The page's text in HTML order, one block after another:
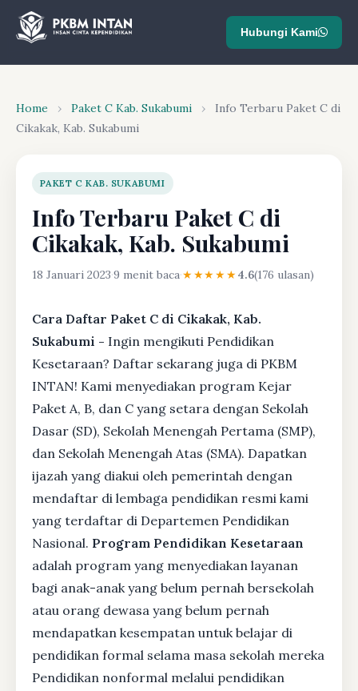
Hubungi Kami
Home › Paket C Kab. Sukabumi ›
Info Terbaru Paket C di
Cikakak, Kab. Sukabumi
PAKET C KAB. SUKABUMI
Info Terbaru Paket C di
Cikakak, Kab. Sukabumi
18 Januari 2023·9 menit baca·★★★★★4.6(176 ulasan)
Cara Daftar Paket C di Cikakak, Kab.
Sukabumi - Ingin mengikuti Pendidikan
Kesetaraan? Daftar sekarang juga di PKBM
INTAN! Kami menyediakan program Kejar
Paket A, B, dan C yang setara dengan Sekolah
Dasar (SD), Sekolah Menengah Pertama (SMP),
dan Sekolah Menengah Atas (SMA). Dapatkan
ijazah yang diakui oleh pemerintah dengan
mendaftar di lembaga pendidikan resmi kami
yang terdaftar di Departemen Pendidikan
Nasional. Program Pendidikan Kesetaraan
adalah program yang menyediakan layanan
bagi anak-anak yang belum pernah bersekolah
atau orang dewasa yang belum pernah
mendapatkan kesempatan untuk belajar di
pendidikan formal selama masa sekolah mereka
Pendidikan nonformal melalui pendidikan